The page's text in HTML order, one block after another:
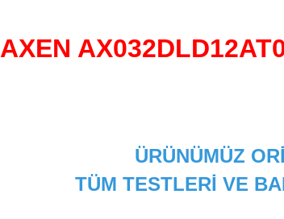
AXEN
ÜRÜNÜMÜZ
TÜM TESTLERİ VE